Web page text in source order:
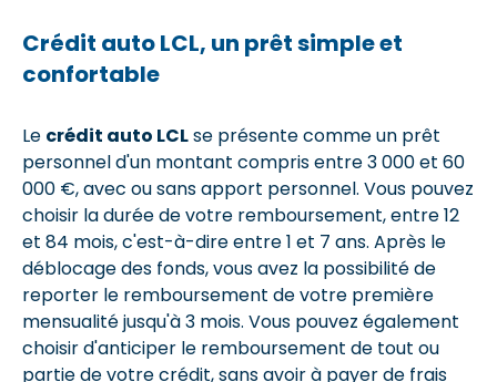
Crédit auto LCL, un prêt simple et
confortable
Le crédit auto LCLse présente comme un prêt
personnel d'un montant compris entre 3 000 et 60
000 €, avec ou sans apport personnel. Vous pouvez
choisir la durée de votre remboursement, entre 12
et 84 mois, c'est-à-dire entre 1 et 7 ans. Après le
déblocage des fonds, vous avez la possibilité de
reporter le remboursement de votre première
mensualité jusqu'à 3 mois. Vous pouvez également
choisir d'anticiper le remboursement de tout ou
partie de votre crédit, sans avoir à payer de frais